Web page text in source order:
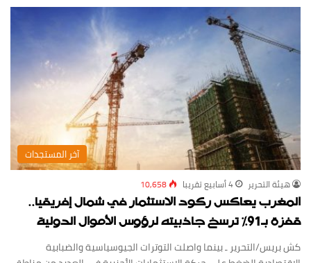
‏آخر المستجدات
‏هيئة ‏التحرير 4 أسابيع ‏تقريبا 10,658
المغرب يعاكس ركود الاستثمار في شمال إفريقيا..
قفزة بـ91% ترسخ جاذبيته لرؤوس الأموال الدولية
كش بريس/التحرير ـ بينما واصلت التوترات الجيوسياسية والضبابية